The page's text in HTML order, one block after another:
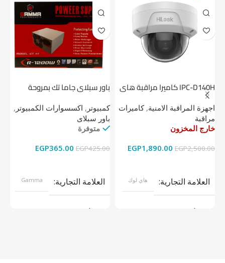
IPC-D140H كاميرا مراقبة هاى
لوك داخلية 4 ميجا
اجهزة المراقبة الامنية,كاميرات
مراقبة
خارج المخزون
EGP2,500.00
EGP1,890.00
العلامة التجارية هاي لوك
موديل
باور سبلاي جاما تك بمروحة
كمبيوتر , اكسسوارات الكمبيوتر ,
باور سبلاى
متوفرة
EGP425.00
EGP365.00
العلامة التجارية Gamma
موديل